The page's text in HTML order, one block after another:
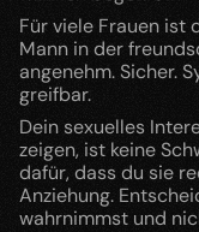
Für viele Frauen ist
Mann in der
angenehm. Sicher.
greifbar.
Dein sexuelles
zeigen, ist keine
dafür, dass du sie
Anziehung.
wahrnimmst und